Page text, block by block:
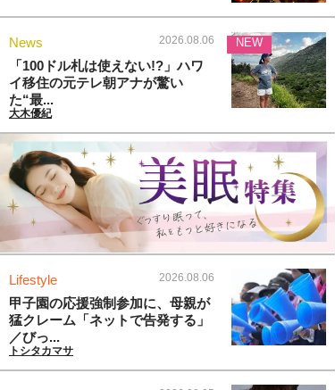
News 2026.08.06
「100ドル札は使えない!?」ハワ
イ移住の元テレ朝アナが驚い
た“最...
大木優紀
NEW
Lifestyle 2026.08.06
甲子園の応援強制参加に、母親が
猛クレーム「ネットで告発する」
／びっ...
トシタカマサ